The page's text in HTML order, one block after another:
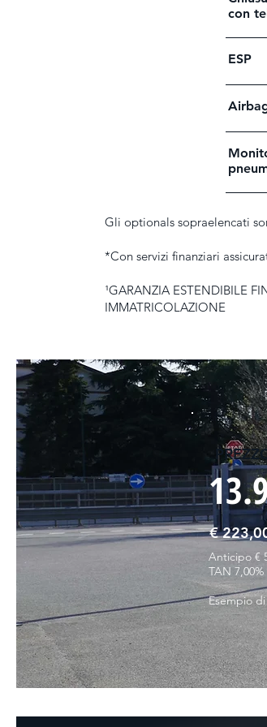
con
ESP
Gli optionals sopraelencati
*Con servizi finanziari
¹GARANZIA ESTENDIBILE
IMMATRICOLAZIONE
€
Anticipo €
TAN 7,00%
Esempio